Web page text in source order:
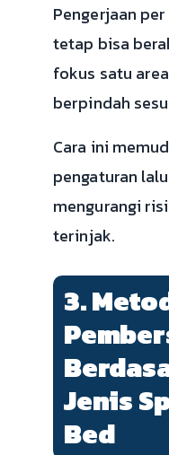
Pengerjaan
tetap bisa
fokus satu
berpindah
Cara ini
pengaturan
mengurangi
terinjak.
3.
Jenis
Bed